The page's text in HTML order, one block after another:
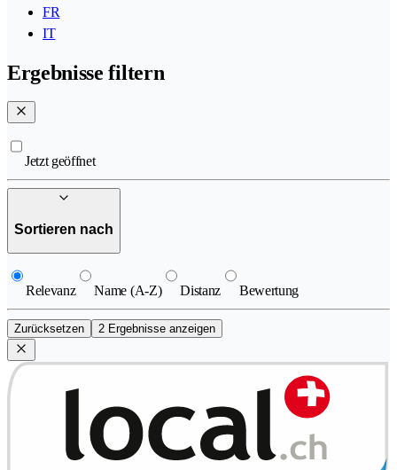
FR
IT
Ergebnisse filtern
Jetzt geöffnet
Sortieren nach
Relevanz Name (A-Z) Distanz Bewertung
Zurücksetzen 2 Ergebnisse anzeigen